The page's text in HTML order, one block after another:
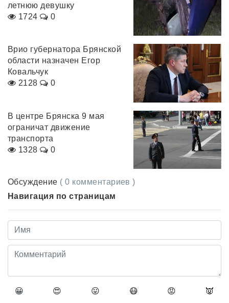
летнюю девушку
1724
0
Врио губернатора Брянской
области назначен Егор
Ковальчук
2128
0
В центре Брянска 9 мая
ограничат движение
транспорта
1328
0
Обсуждение ( 0 комментариев )
Навигация по страницам
😀 😍 😛 😷 😡 👿